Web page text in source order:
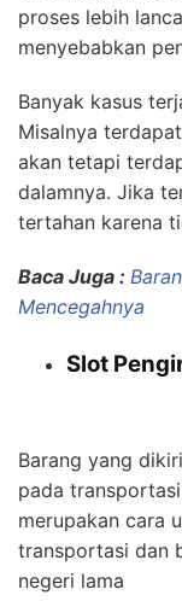
proses lebih
menyebabkan
Banyak kasus
Misalnya
akan tetapi
dalamnya. Jika
tertahan karena
Baca Juga :
Mencegahnya
Slot
Barang yang
pada
merupakan cara
transportasi dan
negeri lama